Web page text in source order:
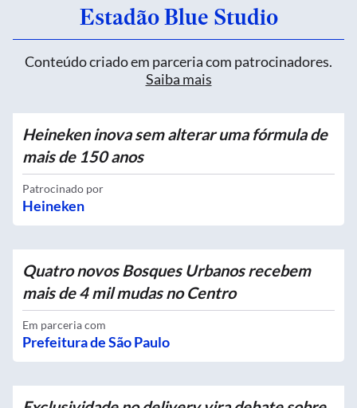
Estadão Blue Studio
Conteúdo criado em parceria com patrocinadores.
Saiba mais
Heineken inova sem alterar uma fórmula de
mais de 150 anos
Patrocinado por
Heineken
Quatro novos Bosques Urbanos recebem
mais de 4 mil mudas no Centro
Em parceria com
Prefeitura de São Paulo